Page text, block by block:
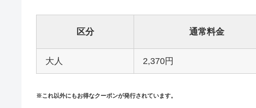
区分 通常料金
大人 2,370円
※これ以外にもお得なクーポンが発行されています。